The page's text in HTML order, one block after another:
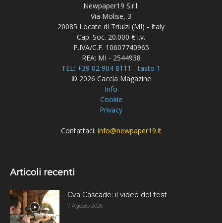
Newpaper19 S.r.l.
Via Molise, 3
20085 Locate di Triulzi (MI) - Italy
Cap. Soc. 20.000 € i.v.
P.IVA/C.F. 10607740965
REA: MI - 2544938
TEL: +39 02 904 8111 - tasto 1
© 2026 Caccia Magazine
Info
Cookie
Privacy
Contattaci: info@newpaper19.it
Articoli recenti
Cva Cascade: il video del test
7 Agosto 2026